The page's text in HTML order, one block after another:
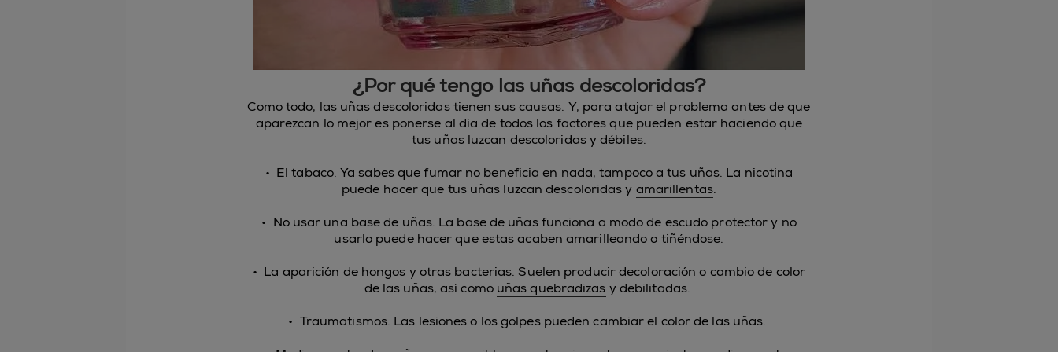
¿Por qué tengo las uñas descoloridas?
Como todo, las uñas descoloridas tienen sus causas. Y, para atajar el problema antes de que
aparezcan lo mejor es ponerse al día de todos los factores que pueden estar haciendo que
tus uñas luzcan descoloridas y débiles.
• El tabaco. Ya sabes que fumar no beneficia en nada, tampoco a tus uñas. La nicotina
puede hacer que tus uñas luzcan descoloridas y amarillentas.
• No usar una base de uñas. La base de uñas funciona a modo de escudo protector y no
usarlo puede hacer que estas acaben amarilleando o tiñéndose.
• La aparición de hongos y otras bacterias. Suelen producir decoloración o cambio de color
de las uñas, así como uñas quebradizas y debilitadas.
• Traumatismos. Las lesiones o los golpes pueden cambiar el color de las uñas.